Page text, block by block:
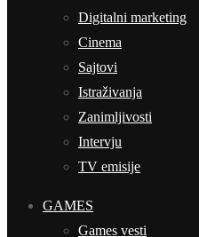
Digitalni marketing
Cinema
Sajtovi
Istraživanja
Zanimljivosti
Intervju
TV emisije
GAMES
Games vesti